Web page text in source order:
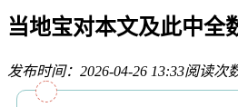
当地宝对本文及此中全
发布时间：2026-04-26 13:33阅读次